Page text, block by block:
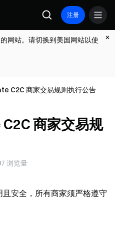
注册
网站。请切换到美国网站以使
C2C 商家交易规则执行公告
商家交易规
浏览量
安全，所有商家须严格遵守